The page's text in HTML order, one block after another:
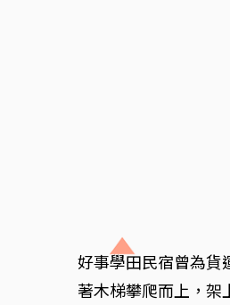
好事學田民宿曾為貨
著木梯攀爬而上，架